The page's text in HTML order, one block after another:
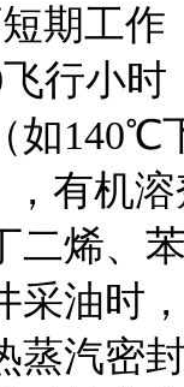
期工
行小
如140℃
有机
二烯、
采油时
蒸汽密